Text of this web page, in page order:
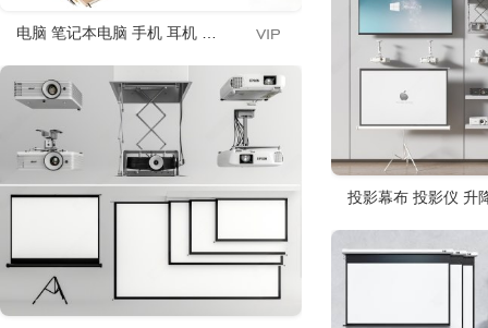
电脑 笔记本电脑 手机 耳机 移动硬盘 眼镜
投影幕布 投影仪 升